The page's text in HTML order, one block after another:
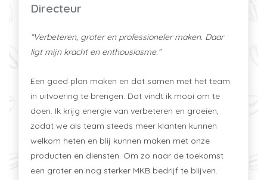
Directeur
“Verbeteren, groter en professioneler maken. Daar
ligt mijn kracht en enthousiasme.”
Een goed plan maken en dat samen met het team
in uitvoering te brengen. Dat vindt ik mooi om te
doen. Ik krijg energie van verbeteren en groeien,
zodat we als team steeds meer klanten kunnen
welkom heten en blij kunnen maken met onze
producten en diensten. Om zo naar de toekomst
een groter en nog sterker MKB bedrijf te blijven.